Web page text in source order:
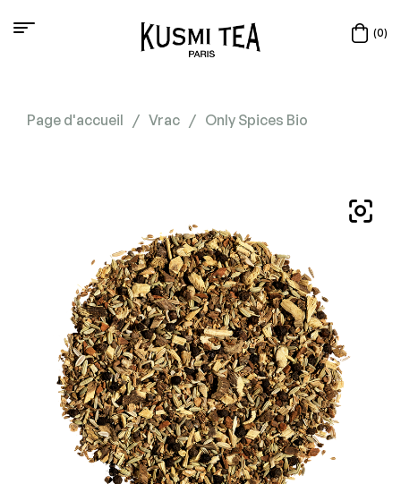
(0)
Page d'accueil / Vrac / Only Spices Bio